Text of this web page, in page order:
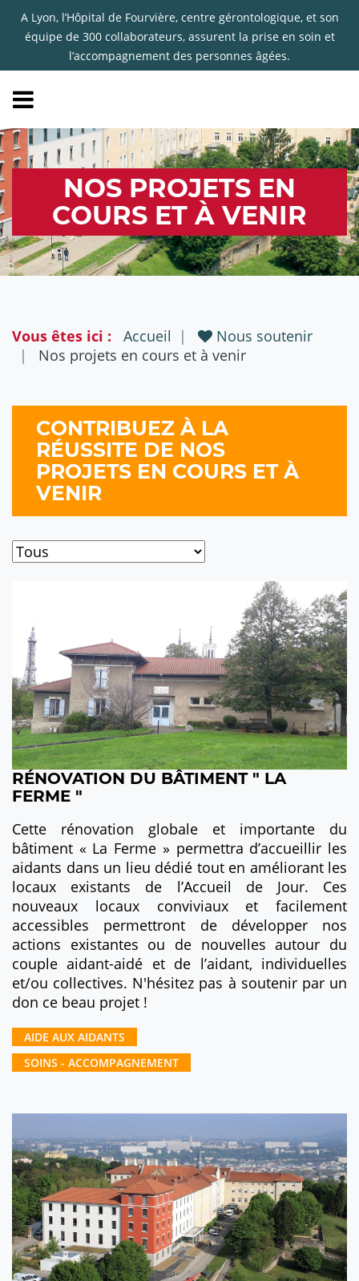
NOS PROJETS EN
COURS ET À VENIR
Vous êtes ici : Accueil
Nous soutenir
Nos projets en cours et à venir
CONTRIBUEZ À LA
RÉUSSITE DE NOS
PROJETS EN COURS ET À
VENIR
RÉNOVATION DU BÂTIMENT " LA
FERME "
Cette rénovation globale et importante du
bâtiment « La Ferme » permettra d’accueillir les
aidants dans un lieu dédié tout en améliorant les
locaux existants de l’Accueil de Jour. Ces
nouveaux locaux conviviaux et facilement
accessibles permettront de développer nos
actions existantes ou de nouvelles autour du
couple aidant-aidé et de l’aidant, individuelles
et/ou collectives. N'hésitez pas à soutenir par un
don ce beau projet !
AIDE AUX AIDANTS
SOINS - ACCOMPAGNEMENT
A Lyon, l’Hôpital de Fourvière, centre gérontologique, et son
équipe de 300 collaborateurs, assurent la prise en soin et
l’accompagnement des personnes âgées.